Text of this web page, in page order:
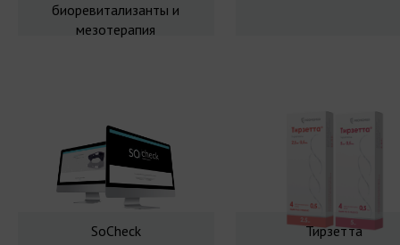
биоревитализанты и
мезотерапия
SoCheck Тирзетта